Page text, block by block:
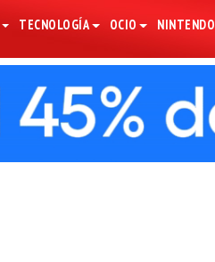
TECNOLOGÍA OCIO NINTENDO